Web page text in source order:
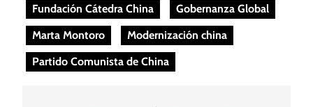
Fundación Cátedra China
Gobernanza Global
Marta Montoro
Modernización china
Partido Comunista de China